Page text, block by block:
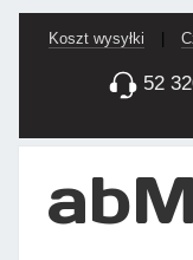
Koszt wysyłki
52